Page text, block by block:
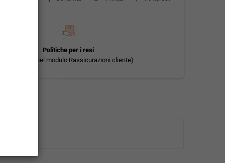
Politiche per i resi
(modificale nel modulo Rassicurazioni cliente)